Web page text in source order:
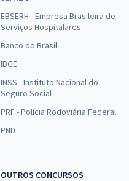
EBSERH - Empresa Brasileira de
Serviços Hospitalares
Banco do Brasil
IBGE
INSS - Instituto Nacional do
Seguro Social
PRF - Polícia Rodoviária Federal
PND
OUTROS CONCURSOS